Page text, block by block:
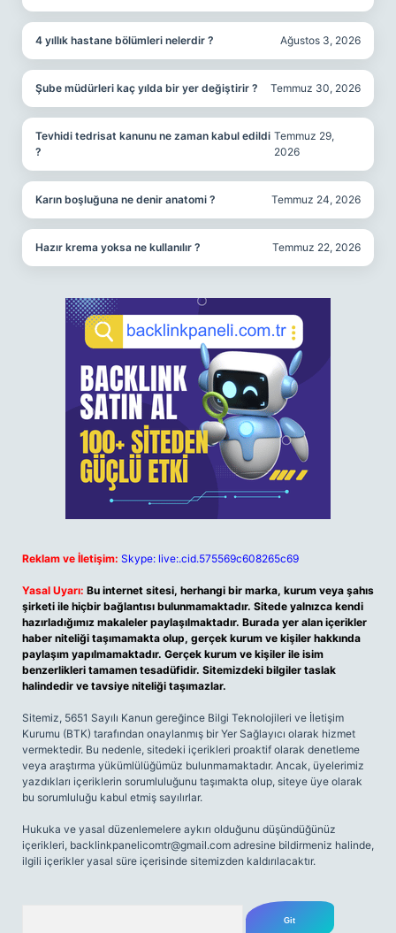
4 yıllık hastane bölümleri nelerdir ? Ağustos 3, 2026
Şube müdürleri kaç yılda bir yer değiştirir ? Temmuz 30, 2026
Tevhidi tedrisat kanunu ne zaman kabul edildi
?
Temmuz 29,
2026
Karın boşluğuna ne denir anatomi ? Temmuz 24, 2026
Hazır krema yoksa ne kullanılır ? Temmuz 22, 2026
Reklam ve İletişim: Skype: live:.cid.575569c608265c69
Yasal Uyarı: Bu internet sitesi, herhangi bir marka, kurum veya şahıs
şirketi ile hiçbir bağlantısı bulunmamaktadır. Sitede yalnızca kendi
hazırladığımız makaleler paylaşılmaktadır. Burada yer alan içerikler
haber niteliği taşımamakta olup, gerçek kurum ve kişiler hakkında
paylaşım yapılmamaktadır. Gerçek kurum ve kişiler ile isim
benzerlikleri tamamen tesadüfidir. Sitemizdeki bilgiler taslak
halindedir ve tavsiye niteliği taşımazlar.
Sitemiz, 5651 Sayılı Kanun gereğince Bilgi Teknolojileri ve İletişim
Kurumu (BTK) tarafından onaylanmış bir Yer Sağlayıcı olarak hizmet
vermektedir. Bu nedenle, sitedeki içerikleri proaktif olarak denetleme
veya araştırma yükümlülüğümüz bulunmamaktadır. Ancak, üyelerimiz
yazdıkları içeriklerin sorumluluğunu taşımakta olup, siteye üye olarak
bu sorumluluğu kabul etmiş sayılırlar.
Hukuka ve yasal düzenlemelere aykırı olduğunu düşündüğünüz
içerikleri, backlinkpanelicomtr@gmail.com adresine bildirmeniz halinde,
ilgili içerikler yasal süre içerisinde sitemizden kaldırılacaktır.